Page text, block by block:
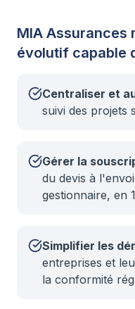
MIA Assurances
évolutif capable
Centraliser et
suivi des projets
Gérer la
du devis à
gestionnaire, en
Simplifier les
entreprises et
la conformité